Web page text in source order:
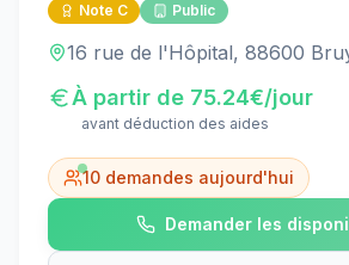
Note C Public
16 rue de l'Hôpital, 88600
À partir de 75.24€/jour
avant déduction des aides
10 demandes aujourd'hui
Demander les